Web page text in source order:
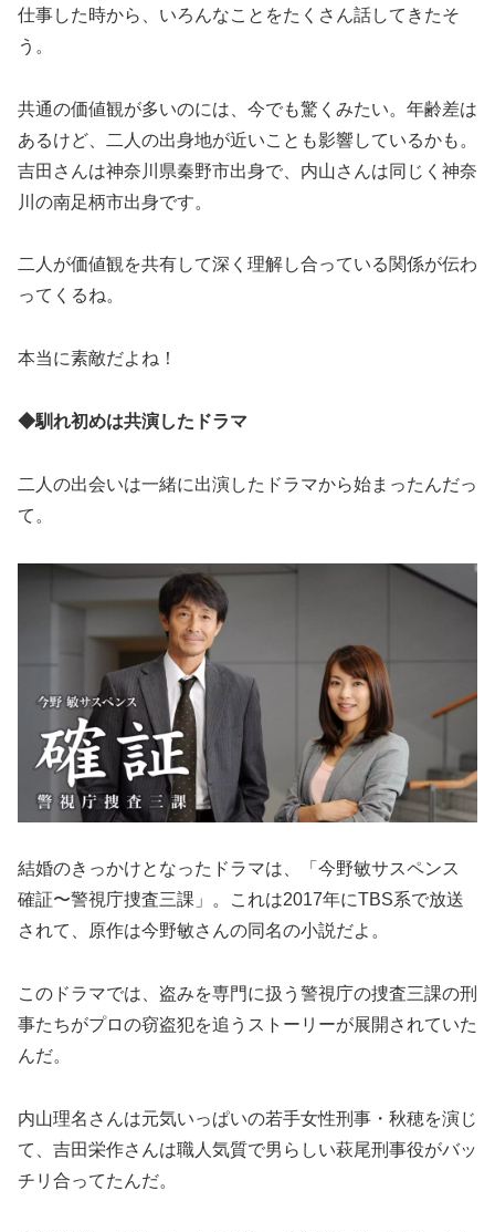
仕事した時から、いろんなことをたくさん話してきたそ
う。
共通の価値観が多いのには、今でも驚くみたい。年齢差は
あるけど、二人の出身地が近いことも影響しているかも。
吉田さんは神奈川県秦野市出身で、内山さんは同じく神奈
川の南足柄市出身です。
二人が価値観を共有して深く理解し合っている関係が伝わ
ってくるね。
本当に素敵だよね！
◆馴れ初めは共演したドラマ
二人の出会いは一緒に出演したドラマから始まったんだっ
て。
結婚のきっかけとなったドラマは、「今野敏サスペンス
確証〜警視庁捜査三課」。これは2017年にTBS系で放送
されて、原作は今野敏さんの同名の小説だよ。
このドラマでは、盗みを専門に扱う警視庁の捜査三課の刑
事たちがプロの窃盗犯を追うストーリーが展開されていた
んだ。
内山理名さんは元気いっぱいの若手女性刑事・秋穂を演じ
て、吉田栄作さんは職人気質で男らしい萩尾刑事役がバッ
チリ合ってたんだ。